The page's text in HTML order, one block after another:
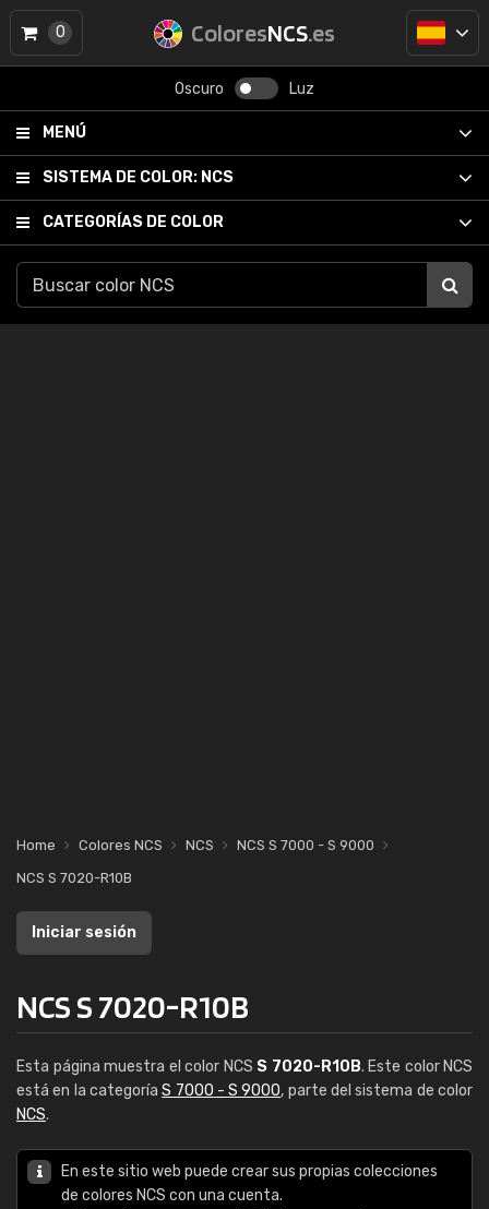
ColoresNCS.es
Oscuro Luz
MENÚ
SISTEMA DE COLOR: NCS
CATEGORÍAS DE COLOR
0
Home Colores NCS NCS
NCS S 7000 - S 9000
NCS S 7020-R10B
Iniciar sesión
NCS S 7020-R10B
Esta página muestra el color NCS S 7020-R10B. Este color NCS
está en la categoríaS 7000 - S 9000, parte del sistema de color
NCS.
En este sitio web puede crear sus propias colecciones
de colores NCS con una cuenta.